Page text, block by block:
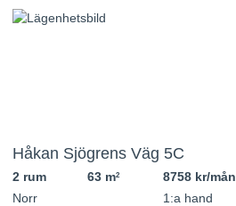
Håkan Sjögrens Väg 5C
2 rum 63 m2
8758 kr/mån
Norr
1:a hand